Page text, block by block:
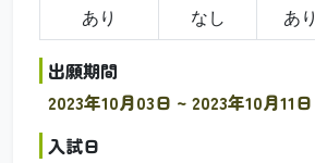
あり
なし あり
出願期間
2023年10月03日 ~ 2023年10月11日
入試日